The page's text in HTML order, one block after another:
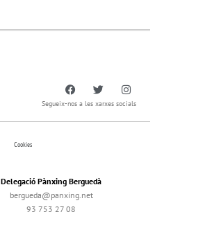
Segueix-nos a les xarxes socials
Cookies
Delegació Pànxing Berguedà
bergueda@panxing.net
93 753 27 08